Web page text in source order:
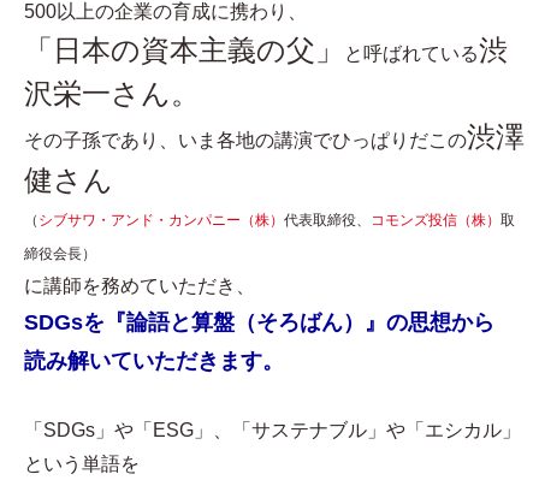
500以上の企業の育成に携わり、
「日本の資本主義の父」 と呼ばれている渋
沢栄一さん。
その子孫であり、いま各地の講演でひっぱりだこの渋澤
健さん
（ シブサワ・アンド・カンパニー（株） 代表取締役、 コモンズ投信（株） 取
締役会長）
に講師を務めていただき、
SDGsを『論語と算盤（そろばん）』の思想から
読み解いていただきます。
「SDGs」や「ESG」、「サステナブル」や「エシカル」
という単語を